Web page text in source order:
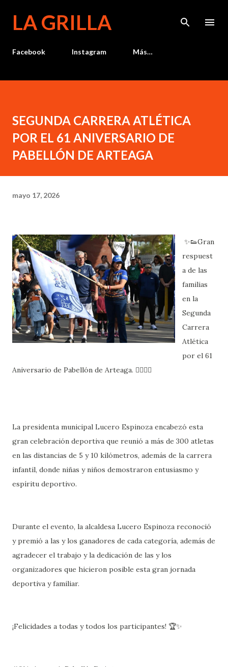
LA GRILLA
Facebook Instagram Más…
SEGUNDA CARRERA ATLÉTICA
POR EL 61 ANIVERSARIO DE
PABELLÓN DE ARTEAGA
mayo 17, 2026
✨️👟Gran
respuest
a de las
familias
en la
Segunda
Carrera
Atlética
por el 61
Aniversario de Pabellón de Arteaga. 🏃‍♀️🏃‍♂️
La presidenta municipal Lucero Espinoza encabezó esta
gran celebración deportiva que reunió a más de 300 atletas
en las distancias de 5 y 10 kilómetros, además de la carrera
infantil, donde niñas y niños demostraron entusiasmo y
espíritu deportivo.
Durante el evento, la alcaldesa Lucero Espinoza reconoció
y premió a las y los ganadores de cada categoría, además de
agradecer el trabajo y la dedicación de las y los
organizadores que hicieron posible esta gran jornada
deportiva y familiar.
¡Felicidades a todas y todos los participantes! 🏆✨